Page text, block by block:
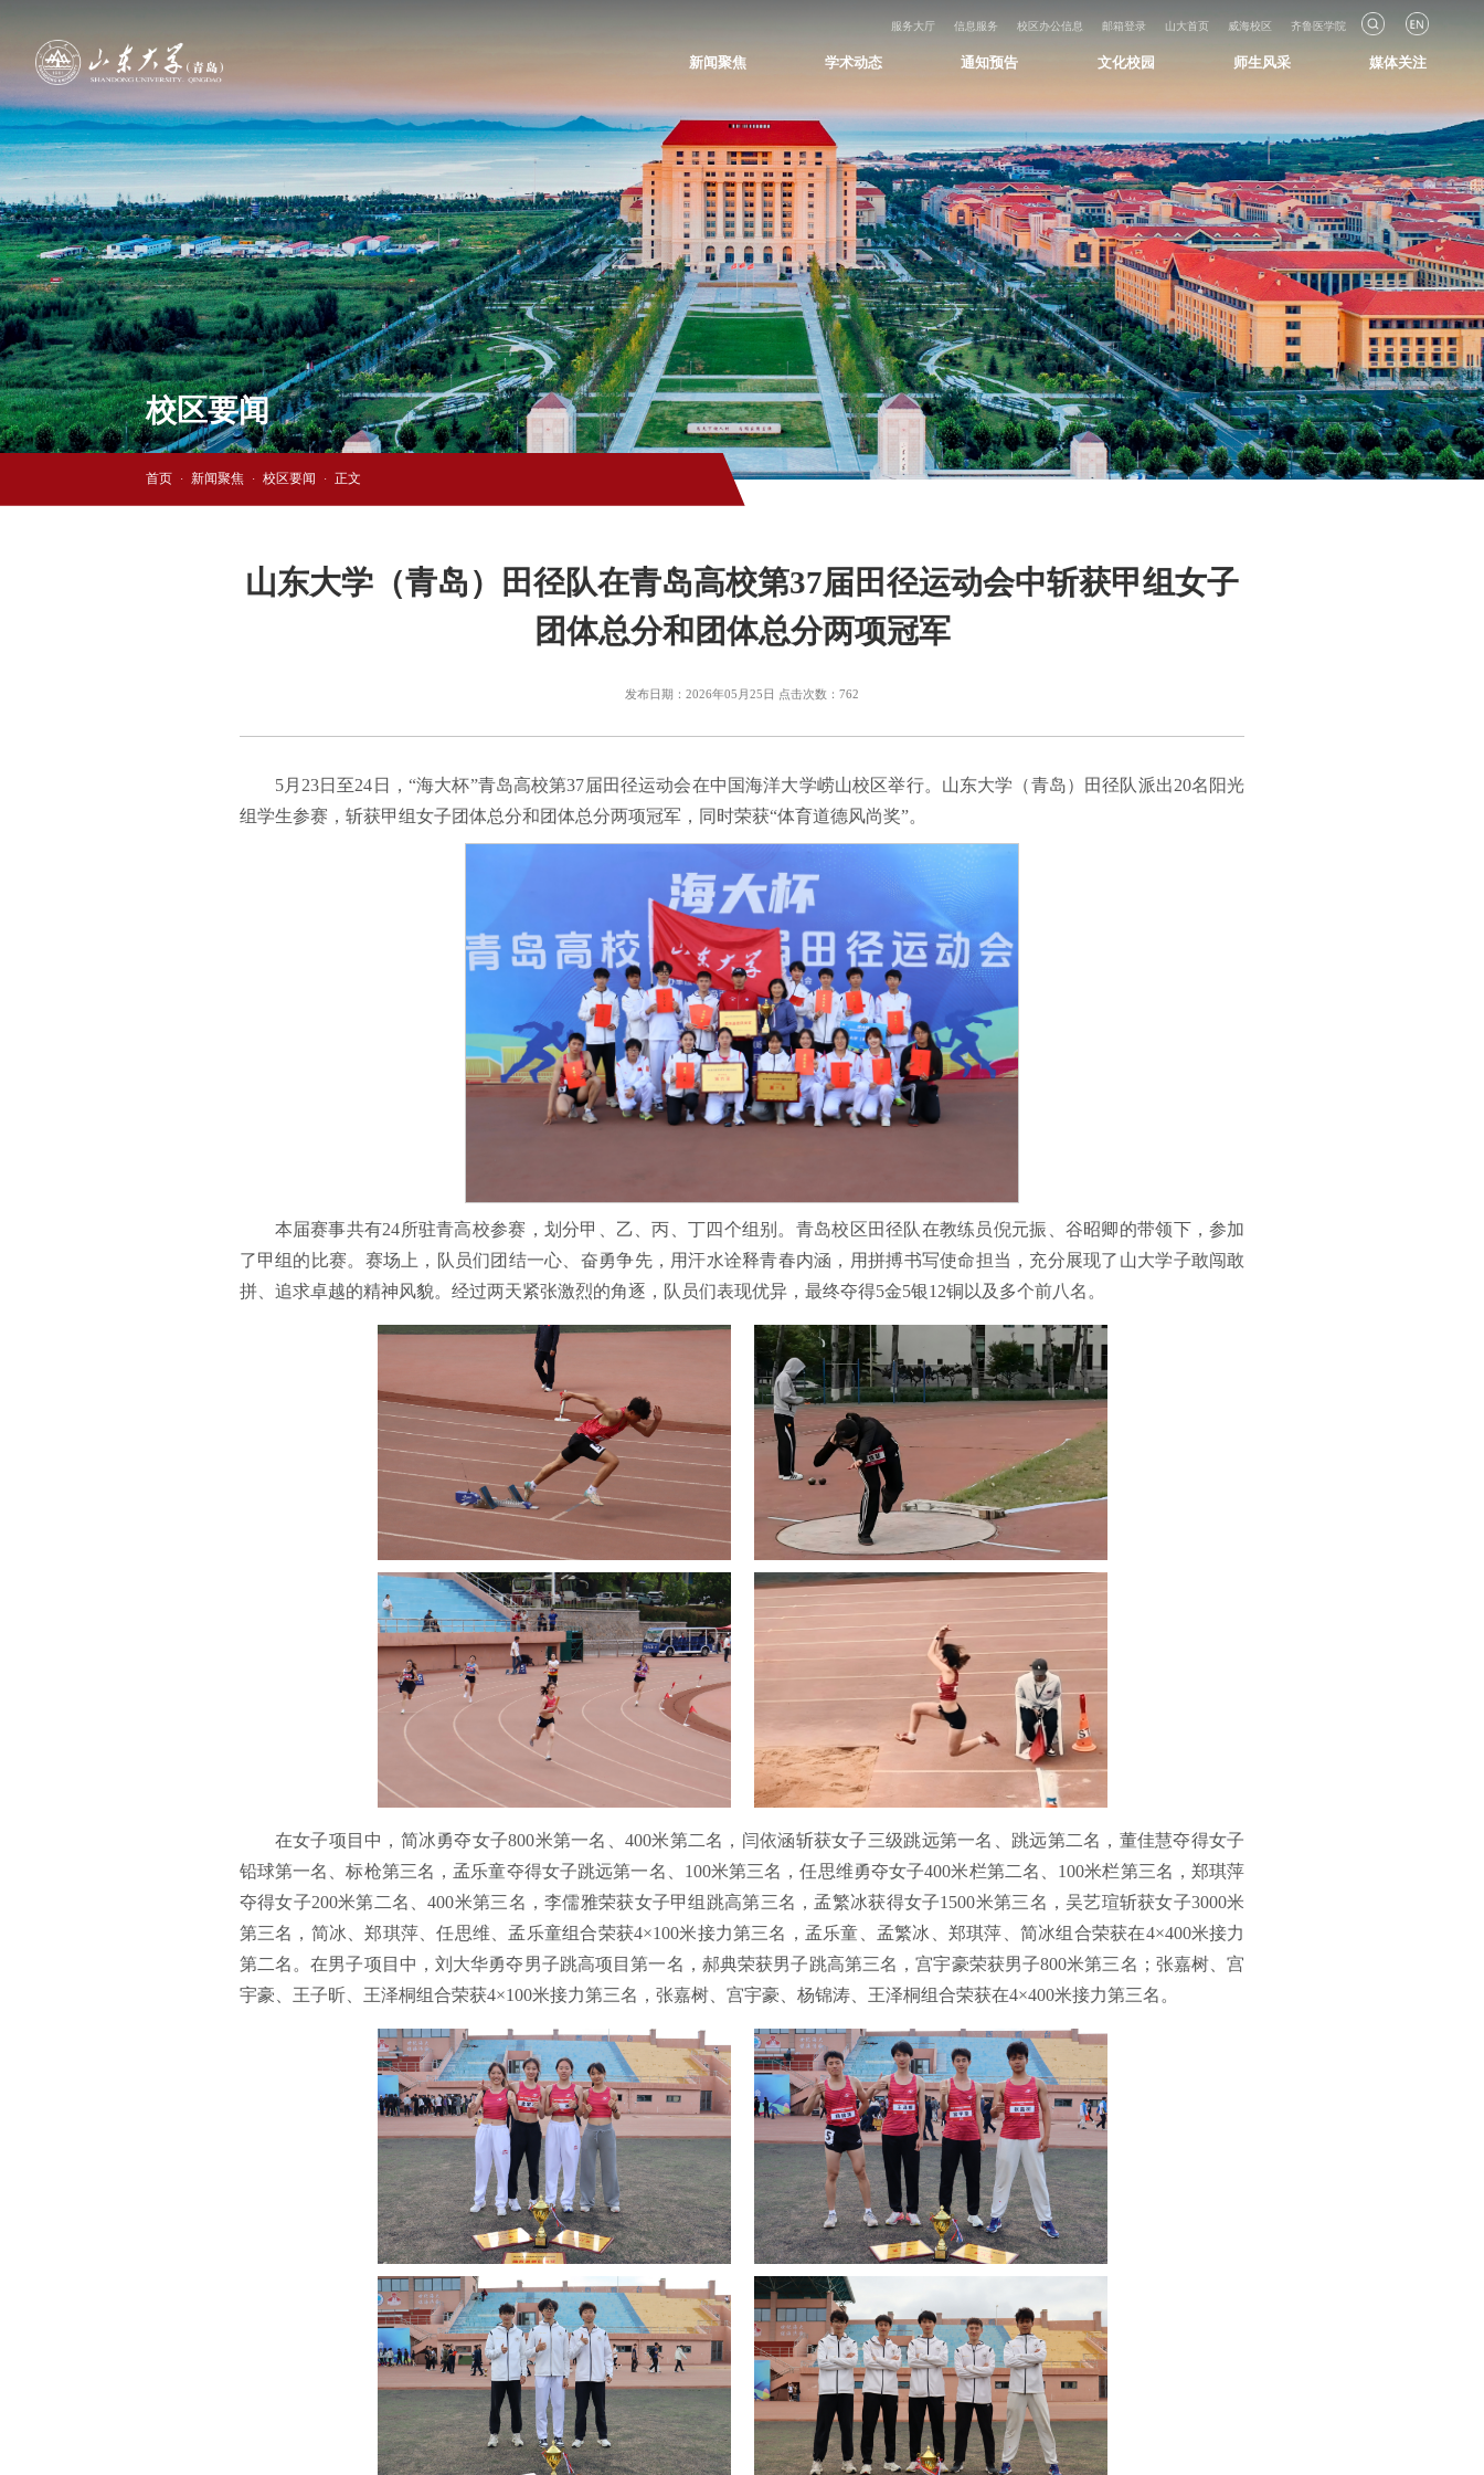
服务大厅 信息服务 校区办公信息 邮箱登录 山大首页 威海校区 齐鲁医学院
新闻聚焦 学术动态 通知预告 文化校园 师生风采 媒体关注
校区要闻
首页 · 新闻聚焦 · 校区要闻 · 正文
山东大学（青岛）田径队在青岛高校第37届田径运动会中斩获甲组女子
团体总分和团体总分两项冠军
发布日期：2026年05月25日 点击次数： 762
5月23日至24日，“海大杯”青岛高校第37届田径运动会在中国海洋大学崂山校区举行。山东大学（青岛）田径队派出20名阳光
组学生参赛，斩获甲组女子团体总分和团体总分两项冠军，同时荣获“体育道德风尚奖”。
本届赛事共有24所驻青高校参赛，划分甲、乙、丙、丁四个组别。青岛校区田径队在教练员倪元振、谷昭卿的带领下，参加
了甲组的比赛。赛场上，队员们团结一心、奋勇争先，用汗水诠释青春内涵，用拼搏书写使命担当，充分展现了山大学子敢闯敢
拼、追求卓越的精神风貌。经过两天紧张激烈的角逐，队员们表现优异，最终夺得5金5银12铜以及多个前八名。
在女子项目中，简冰勇夺女子800米第一名、400米第二名，闫依涵斩获女子三级跳远第一名、跳远第二名，董佳慧夺得女子
铅球第一名、标枪第三名，孟乐童夺得女子跳远第一名、100米第三名，任思维勇夺女子400米栏第二名、100米栏第三名，郑琪萍
夺得女子200米第二名、400米第三名，李儒雅荣获女子甲组跳高第三名，孟繁冰获得女子1500米第三名，吴艺瑄斩获女子3000米
第三名，简冰、郑琪萍、任思维、孟乐童组合荣获4×100米接力第三名，孟乐童、孟繁冰、郑琪萍、简冰组合荣获在4×400米接力
第二名。在男子项目中，刘大华勇夺男子跳高项目第一名，郝典荣获男子跳高第三名，宫宇豪荣获男子800米第三名；张嘉树、宫
宇豪、王子昕、王泽桐组合荣获4×100米接力第三名，张嘉树、宫宇豪、杨锦涛、王泽桐组合荣获在4×400米接力第三名。